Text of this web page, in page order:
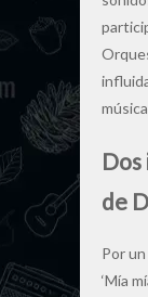
de
Por
‘Mía